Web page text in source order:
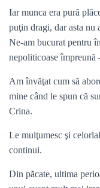
Iar munca era pură
puţin dragi, dar asta nu
Ne-am bucurat pentru
nepoliticoase
Am învăţat cum să
mine când le spun că
Crina.
Le mulţumesc şi
continui.
Din păcate, ultima